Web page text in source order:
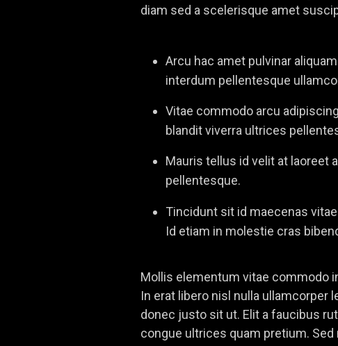
diam sed a scelerisque amet
Arcu hac amet pulvinar
interdum pellentesque
Vitae commodo arcu
blandit viverra ultrices
Mauris tellus id velit at laoreet
pellentesque.
Tincidunt sit id maecenas
Id etiam in molestie cras
Mollis elementum vitae commodo
In erat libero nisl nulla ullamcorper
donec justo sit ut. Elit a faucibus
congue ultrices quam pretium.